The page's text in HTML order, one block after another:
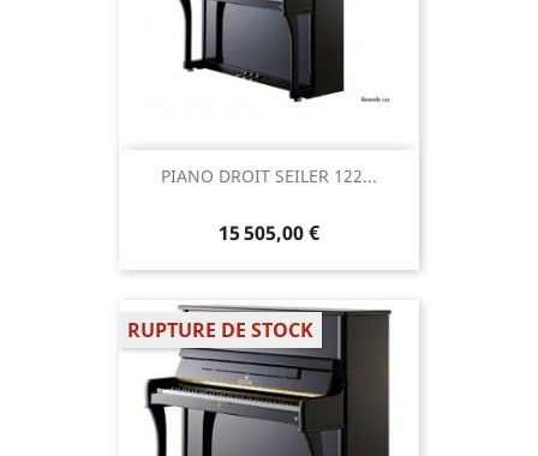
PIANO DROIT SEILER 122...
15 505,00 €
RUPTURE DE STOCK